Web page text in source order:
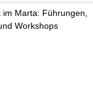
im Marta: Führungen,
Workshops